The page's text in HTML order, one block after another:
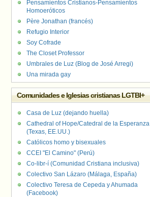
Pensamientos Cristianos-Pensamientos
Homoeróticos
Père Jonathan (francés)
Refugio Interior
Soy Cofrade
The Closet Professor
Umbrales de Luz (Blog de José Arregi)
Una mirada gay
Comunidades e Iglesias cristianas LGTBI+
Casa de Luz (dejando huella)
Cathedral of Hope/Catedral de la Esperanza
(Texas, EE.UU.)
Católicos homo y bisexuales
CCEI "El Camino" (Perú)
Co-libr-í (Comunidad Cristiana inclusiva)
Colectivo San Lázaro (Málaga, España)
Colectivo Teresa de Cepeda y Ahumada
(Facebook)